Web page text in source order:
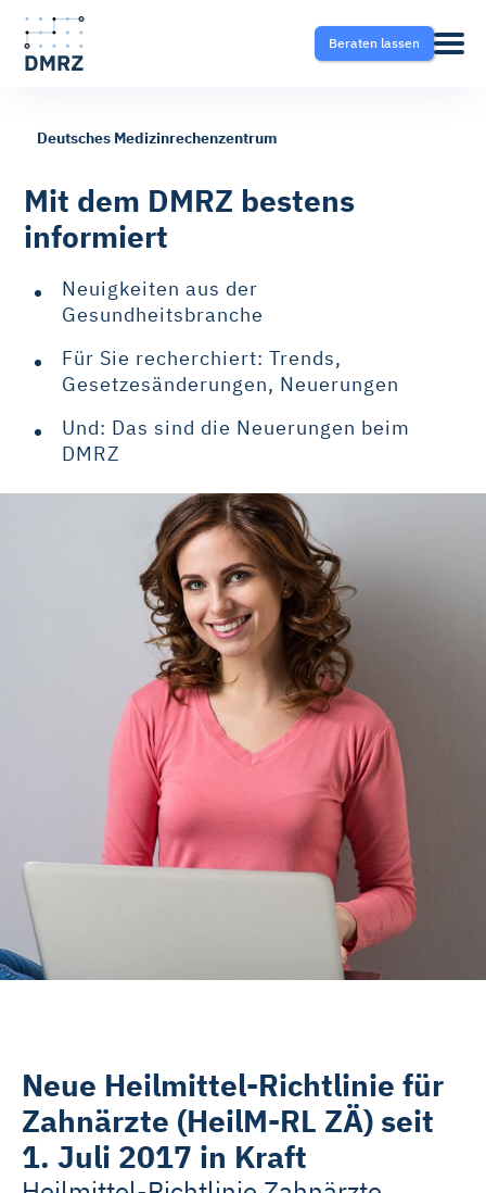
Beraten lassen
Krankentransport- und
Therapeutensoftware
Pflegesoftware
Vorfinanzierung
Telematikinfrastruktur (TI)
Krankentransport
Heilmittel
Hilfsmittel
Selektivverträge
Rehasport & Funktionstraining
FAQ
Ratgeber
Deutsches Medizinrechenzentrum
Mit dem DMRZ bestens
informiert
Neuigkeiten aus der
Gesundheitsbranche
Für Sie recherchiert: Trends,
Gesetzesänderungen, Neuerungen
Und: Das sind die Neuerungen beim
DMRZ
Neue Heilmittel-Richtlinie für
Zahnärzte (HeilM-RL ZÄ) seit
1. Juli 2017 in Kraft